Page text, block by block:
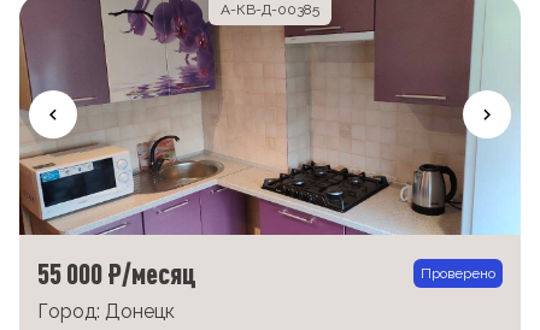
А-КВ-Д-00385
55 000 ₽/месяц Проверено
Город: Донецк